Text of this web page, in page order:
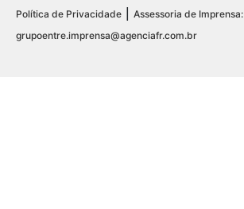
Política de Privacidade
Assessoria de Imprensa:
grupoentre.imprensa@agenciafr.com.br